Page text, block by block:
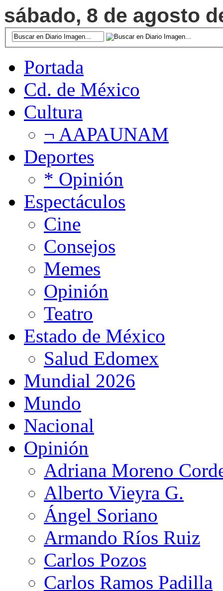
sábado, 8 de agosto
Portada
Cd. de México
Cultura
¬ AAPAUNAM
Deportes
* Opinión
Espectáculos
Cine
Consejos
Memes
Opinión
Teatro
Estado de México
Salud Edomex
Mundial 2026
Mundo
Nacional
Opinión
Adriana Moreno
Alberto Vieyra G.
Ángel Soriano
Armando Ríos Ruiz
Carlos Pozos
Carlos Ramos Padilla